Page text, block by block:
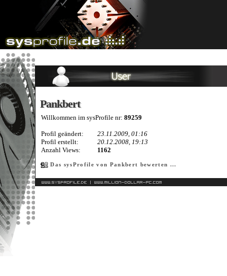
Pankbert
Pankbert
Willkommen im sysProfile nr: 89259
Profil geändert:
23.11.2009, 01:16
Profil erstellt:
20.12.2008, 19:13
Anzahl Views:
1162
Das sysProfile von Pankbert bewerten ...